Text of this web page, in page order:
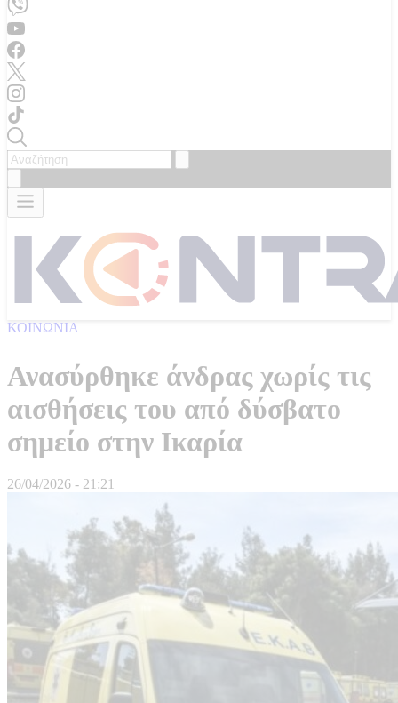
ΚΟΙΝΩΝΙΑ
Ανασύρθηκε άνδρας χωρίς τις
αισθήσεις του από δύσβατο
σημείο στην Ικαρία
26/04/2026 - 21:21